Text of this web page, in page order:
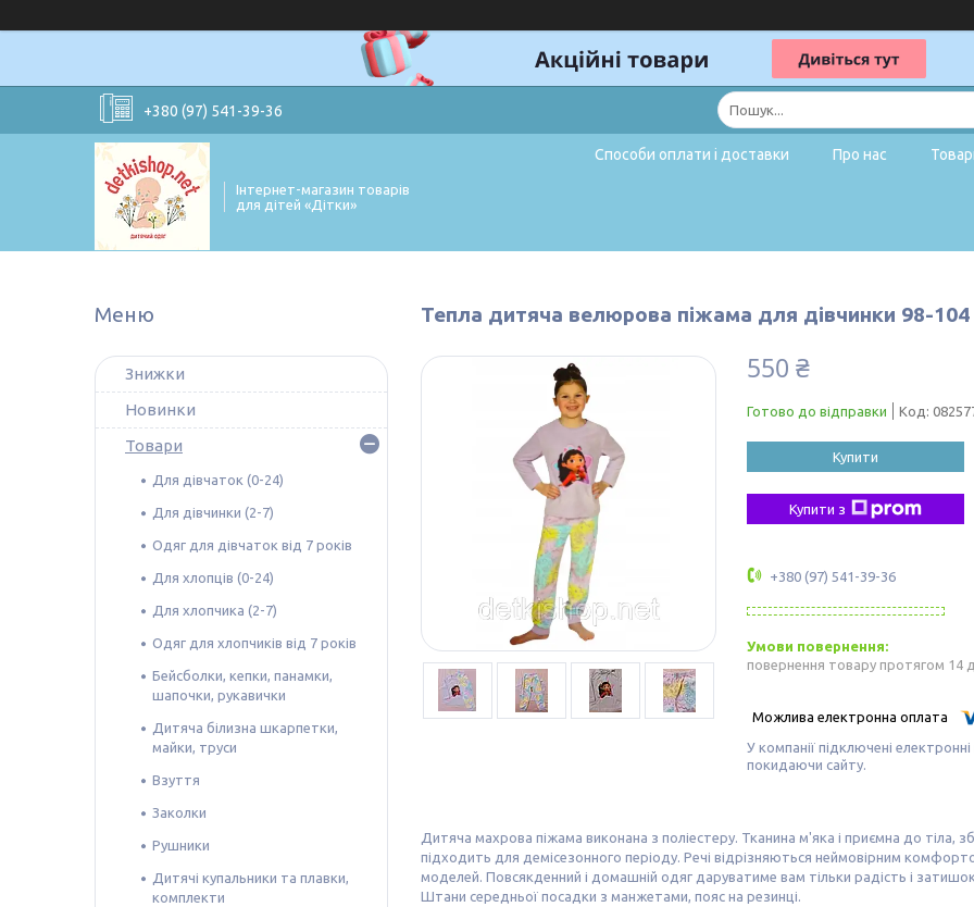
+380 (97) 541-39-36
Інтернет-магазин товарів
для дітей «Дітки»
Способи оплати і доставки Про нас
Тепла дитяча велюрова піжама для дівчинки 98-104
550 ₴
Готово до відправки Код:
Купити
Купити з
+380 (97) 541-39-36
повернення товару протягом 14
У компанії підключені
покидаючи сайту.
Дитяча махрова піжама виконана з поліестеру. Тканина м'яка і приємна до тіла,
підходить для демісезонного періоду. Речі відрізняються неймовірним
моделей. Повсякденний і домашній одяг даруватиме вам тільки радість і
Штани середньої посадки з манжетами, пояс на резинці.
Знижки
Новинки
Товари
Для дівчаток (0-24)
Для дівчинки (2-7)
Одяг для дівчаток від 7 років
Для хлопців (0-24)
Для хлопчика (2-7)
Одяг для хлопчиків від 7 років
Бейсболки, кепки, панамки,
шапочки, рукавички
Дитяча білизна шкарпетки,
майки, труси
Взуття
Заколки
Рушники
Дитячі купальники та плавки,
комплекти